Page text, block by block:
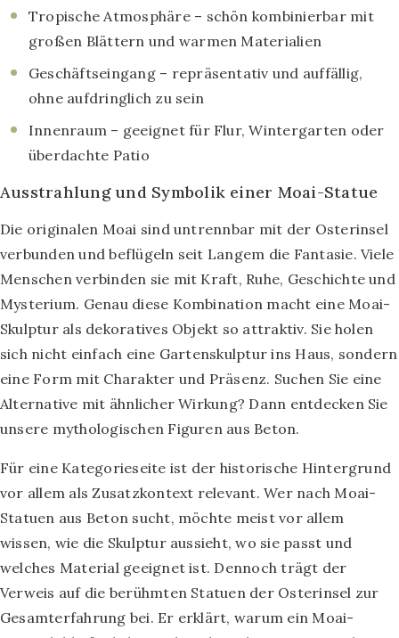
Tropische Atmosphäre – schön kombinierbar mit
großen Blättern und warmen Materialien
Geschäftseingang – repräsentativ und auffällig,
ohne aufdringlich zu sein
Innenraum – geeignet für Flur, Wintergarten oder
überdachte Patio
Ausstrahlung und Symbolik einer Moai-Statue
Die originalen Moai sind untrennbar mit der Osterinsel
verbunden und beflügeln seit Langem die Fantasie. Viele
Menschen verbinden sie mit Kraft, Ruhe, Geschichte und
Mysterium. Genau diese Kombination macht eine Moai-
Skulptur als dekoratives Objekt so attraktiv. Sie holen
sich nicht einfach eine Gartenskulptur ins Haus, sondern
eine Form mit Charakter und Präsenz. Suchen Sie eine
Alternative mit ähnlicher Wirkung? Dann entdecken Sie
unsere mythologischen Figuren aus Beton.
Für eine Kategorieseite ist der historische Hintergrund
vor allem als Zusatzkontext relevant. Wer nach Moai-
Statuen aus Beton sucht, möchte meist vor allem
wissen, wie die Skulptur aussieht, wo sie passt und
welches Material geeignet ist. Dennoch trägt der
Verweis auf die berühmten Statuen der Osterinsel zur
Gesamterfahrung bei. Er erklärt, warum ein Moai-